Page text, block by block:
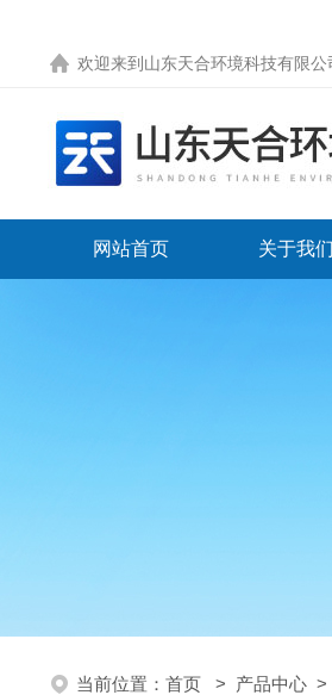
欢迎来到 山东天合环境科技有限公
网站首页 关于我们
当前位置： 首页 > 产品中心 >